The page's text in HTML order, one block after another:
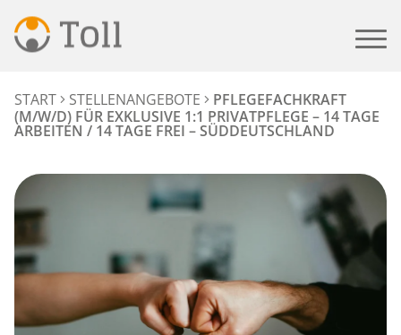
START STELLENANGEBOTE
PFLEGEFACHKRAFT
(M/W/D) FÜR EXKLUSIVE 1:1 PRIVATPFLEGE – 14 TAGE
ARBEITEN / 14 TAGE FREI – SÜDDEUTSCHLAND